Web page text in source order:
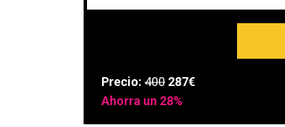
Precio: 400 287€
Ahorra un 28%